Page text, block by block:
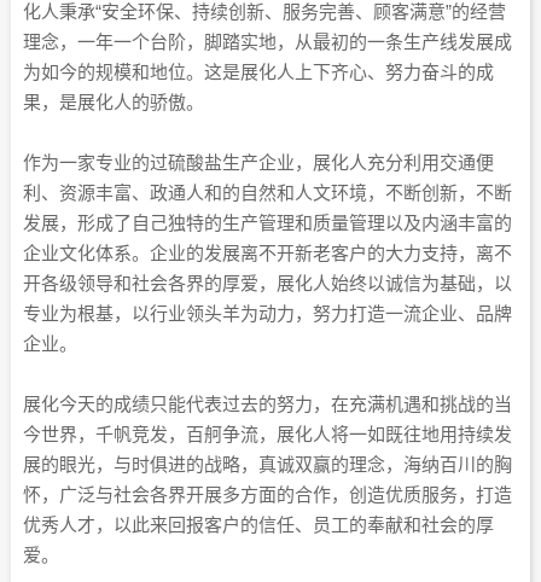
化人秉承“安全环保、持续创新、服务完善、顾客满意”的经营
理念，一年一个台阶，脚踏实地，从最初的一条生产线发展成
为如今的规模和地位。这是展化人上下齐心、努力奋斗的成
果，是展化人的骄傲。
作为一家专业的过硫酸盐生产企业，展化人充分利用交通便
利、资源丰富、政通人和的自然和人文环境，不断创新，不断
发展，形成了自己独特的生产管理和质量管理以及内涵丰富的
企业文化体系。企业的发展离不开新老客户的大力支持，离不
开各级领导和社会各界的厚爱，展化人始终以诚信为基础，以
专业为根基，以行业领头羊为动力，努力打造一流企业、品牌
企业。
展化今天的成绩只能代表过去的努力，在充满机遇和挑战的当
今世界，千帆竞发，百舸争流，展化人将一如既往地用持续发
展的眼光，与时俱进的战略，真诚双赢的理念，海纳百川的胸
怀，广泛与社会各界开展多方面的合作，创造优质服务，打造
优秀人才，以此来回报客户的信任、员工的奉献和社会的厚
爱。